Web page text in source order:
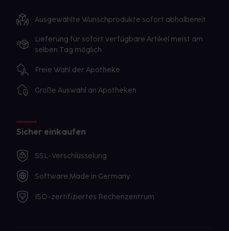
Ausgewählte Wunschprodukte sofort abholbereit
Lieferung für sofort verfügbare Artikel meist am
selben Tag möglich
Freie Wahl der Apotheke
Große Auswahl an Apotheken
Sicher einkaufen
SSL-Verschlüsselung
Software Made in Germany
ISO-zertifiziertes Rechenzentrum